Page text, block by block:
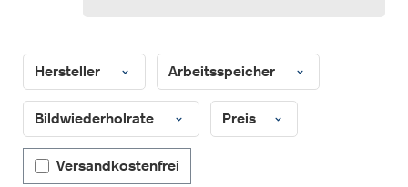
Hersteller Arbeitsspeicher
Bildwiederholrate Preis
Filter hinzufügen: Versandkostenfrei
Versandkostenfrei